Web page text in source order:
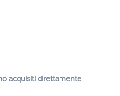
acquisiti direttamente